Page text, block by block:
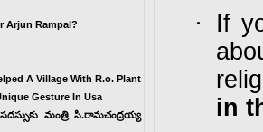
Arjun Rampal?
A Village With R.o. Plant
Gesture In Usa
మంత్రి సి.రామచంద్రయ్య
·
If
in